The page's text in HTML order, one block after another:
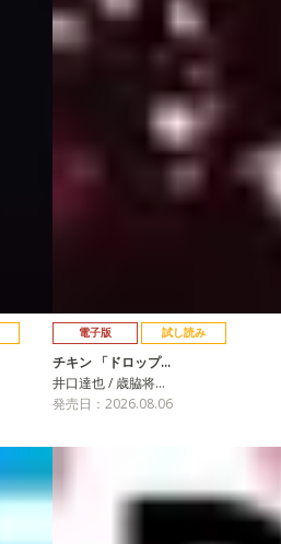
電子版 試し読み
チキン 「ドロップ…
井口達也 / 歳脇将…
発売日：2026.08.06